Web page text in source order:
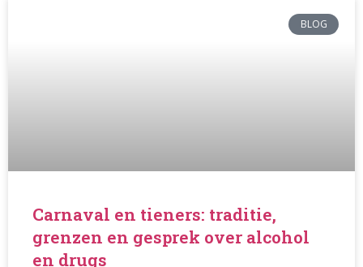
BLOG
Carnaval en tieners: traditie,
grenzen en gesprek over alcohol
en drugs